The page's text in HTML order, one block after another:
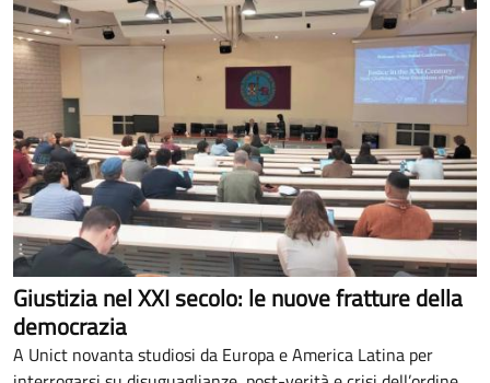
Giustizia nel XXI secolo: le nuove fratture della
democrazia
A Unict novanta studiosi da Europa e America Latina per